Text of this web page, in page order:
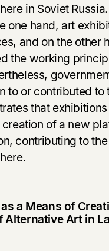
in Soviet
one hand, art
and on the other
the working
to or contributed to
that
of a new
contributing to the
a Means of
Alternative Art in